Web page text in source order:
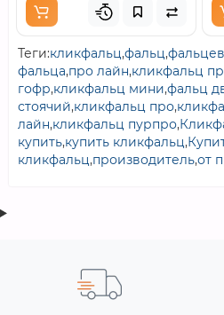
Теги:кликфальц,фальц,
фальца,про лайн,кликфальц
гофр,кликфальц мини,фальц
стоячий,кликфальц про,
лайн,кликфальц пурпро,
купить,купить кликфальц,
кликфальц,производитель,от